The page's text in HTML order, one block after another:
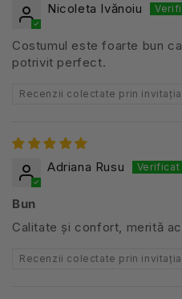
Nicoleta Ivănoiu
Costumul este foarte bun
potrivit perfect.
Recenzii colectate prin
Adriana Rusu
Bun
Calitate și confort, merită
Recenzii colectate prin